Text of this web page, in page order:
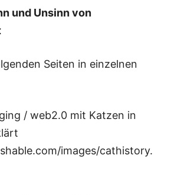
und Unsinn von
Seiten in einzelnen
/ web2.0 mit Katzen in
images/cathistory.